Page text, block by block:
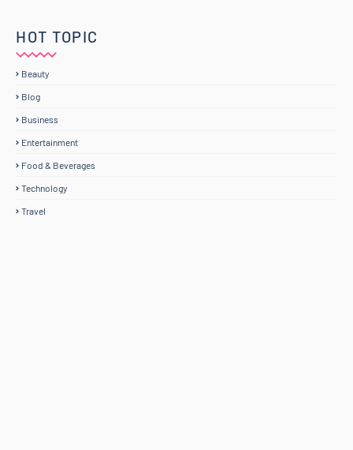
HOT TOPIC
Beauty
Blog
Business
Entertainment
Food & Beverages
Technology
Travel